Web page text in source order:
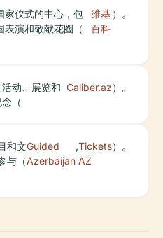
家仪式的中心，包
表演和敬献花圈（
维基
百科
）。
动、展览和
（
Caliber.az）。
和文
与（
Guided
Azerbaijan
,Tickets
AZ
）。